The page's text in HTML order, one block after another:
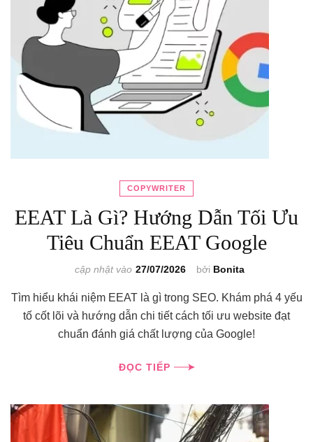
COPYWRITER
EEAT Là Gì? Hướng Dẫn Tối Ưu
Tiêu Chuẩn EEAT Google
bởi Bonita
cập nhật vào 27/07/2026
Tìm hiểu khái niệm EEAT là gì trong SEO. Khám phá 4 yếu
tố cốt lõi và hướng dẫn chi tiết cách tối ưu website đạt
chuẩn đánh giá chất lượng của Google!
ĐỌC TIẾP